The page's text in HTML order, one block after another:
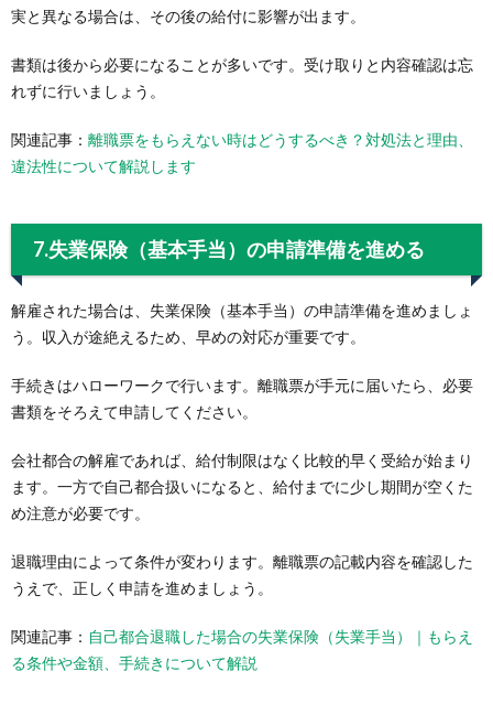
実と異なる場合は、その後の給付に影響が出ます。
書類は後から必要になることが多いです。受け取りと内容確認は忘
れずに行いましょう。
関連記事： 離職票をもらえない時はどうするべき？対処法と理由、
違法性について解説します
7.失業保険（基本手当）の申請準備を進める
解雇された場合は、失業保険（基本手当）の申請準備を進めましょ
う。収入が途絶えるため、早めの対応が重要です。
手続きはハローワークで行います。離職票が手元に届いたら、必要
書類をそろえて申請してください。
会社都合の解雇であれば、給付制限はなく比較的早く受給が始まり
ます。一方で自己都合扱いになると、給付までに少し期間が空くた
め注意が必要です。
退職理由によって条件が変わります。離職票の記載内容を確認した
うえで、正しく申請を進めましょう。
関連記事： 自己都合退職した場合の失業保険（失業手当）｜もらえ
る条件や金額、手続きについて解説